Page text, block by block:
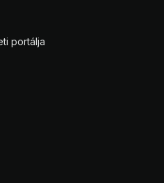
portálja